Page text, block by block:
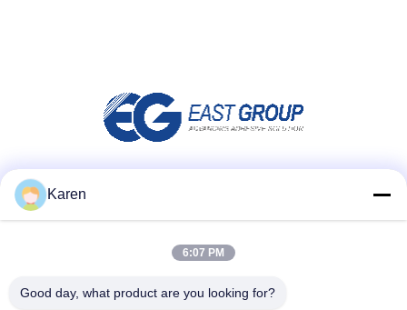
Karen
6:07 PM
Good day, what product are you looking for?